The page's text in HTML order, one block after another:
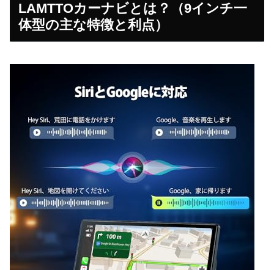
LAMTTOカーナビとは？（9インチ一
体型の主な特徴と利点）